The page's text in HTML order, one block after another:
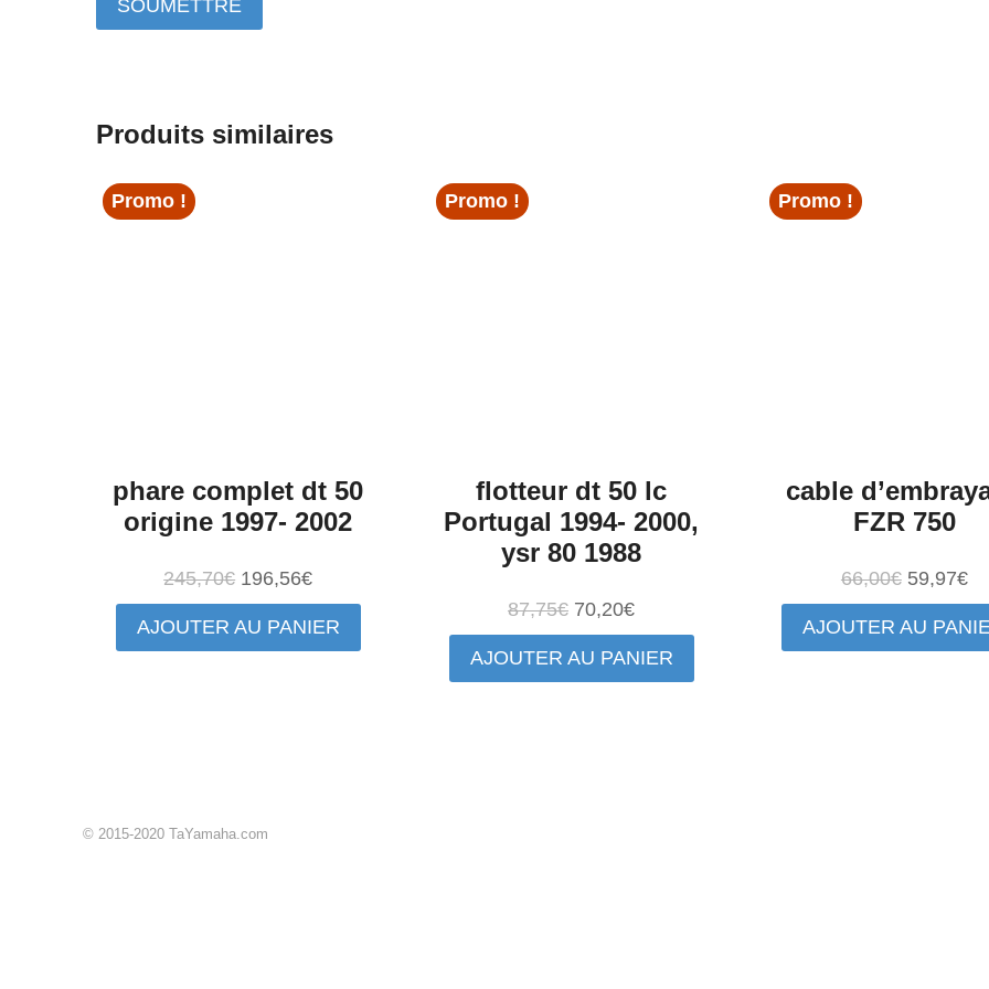
Produits similaires
Promo !
phare complet dt 50
origine 1997- 2002
245,70€ Le
prix
initial
196,56€Le
prix
actuel
AJOUTER AU PANIER
Promo !
flotteur dt 50 lc
Portugal 1994- 2000,
ysr 80 1988
87,75€ Le
prix
initial
70,20€Le
prix
actuel
AJOUTER AU PANIER
Promo !
cable
FZR 750
66,00€ Le
prix
initial
59,97€Le
AJOUTER AU
© 2015-2020 TaYamaha.com